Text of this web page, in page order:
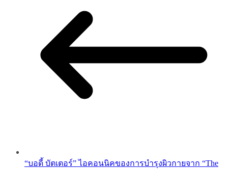
“บอดี้ บัตเตอร์” ไอคอนนิคของการบำรุงผิวกายจาก “The